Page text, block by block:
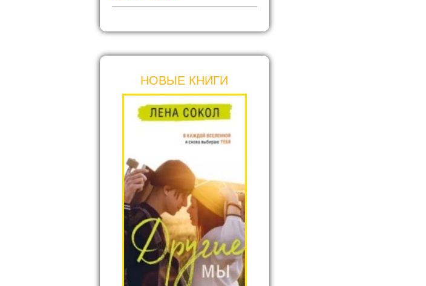
НОВЫЕ КНИГИ